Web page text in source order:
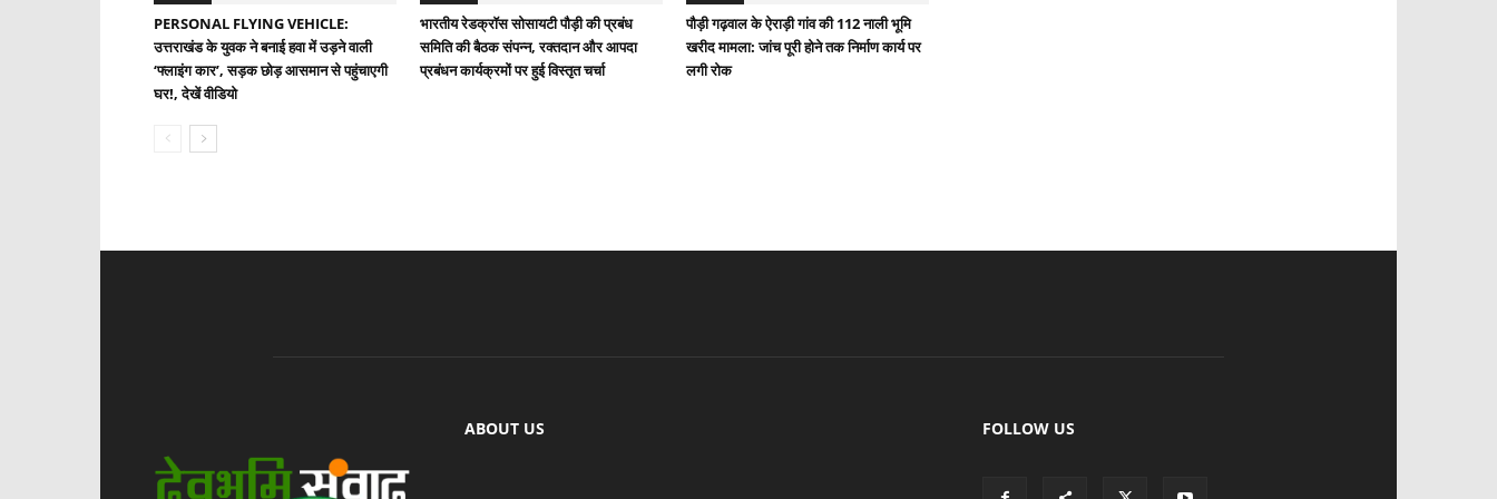
PERSONAL FLYING VEHICLE:
उत्तराखंड के युवक ने बनाई हवा में उड़ने वाली
‘फ्लाइंग कार’, सड़क छोड़ आसमान से पहुंचाएगी
घर!, देखें वीडियो
भारतीय रेडक्रॉस सोसायटी पौड़ी की प्रबंध
समिति की बैठक संपन्न, रक्तदान और आपदा
प्रबंधन कार्यक्रमों पर हुई विस्तृत चर्चा
पौड़ी गढ़वाल के ऐराड़ी गांव की 112 नाली भूमि
खरीद मामला: जांच पूरी होने तक निर्माण कार्य पर
लगी रोक
ABOUT US FOLLOW US